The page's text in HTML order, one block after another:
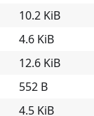
10.2 KiB
4.6 KiB
12.6 KiB
552 B
4.5 KiB